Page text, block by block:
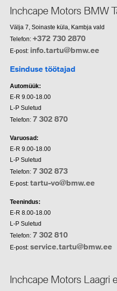
Inchcape Motors BMW
Välja 7, Soinaste küla, Kambja vald
Telefon: +372 730 2870
E-post: info.tartu@bmw.ee
Esinduse töötajad
Automüük:
E-R 9.00-18.00
L-P Suletud
Telefon: 7 302 870
Varuosad:
E-R 9.00-18.00
L-P Suletud
Telefon: 7 302 873
E-post: tartu-vo@bmw.ee
Teenindus:
E-R 8.00-18.00
L-P Suletud
Telefon: 7 302 810
E-post: service.tartu@bmw.ee
Inchcape Motors Laagri